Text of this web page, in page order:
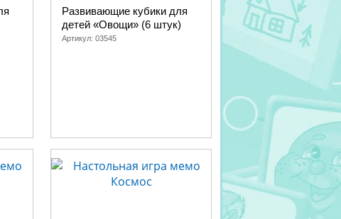
Развивающие кубики для
детей «Овощи» (6 штук)
Артикул: 03545